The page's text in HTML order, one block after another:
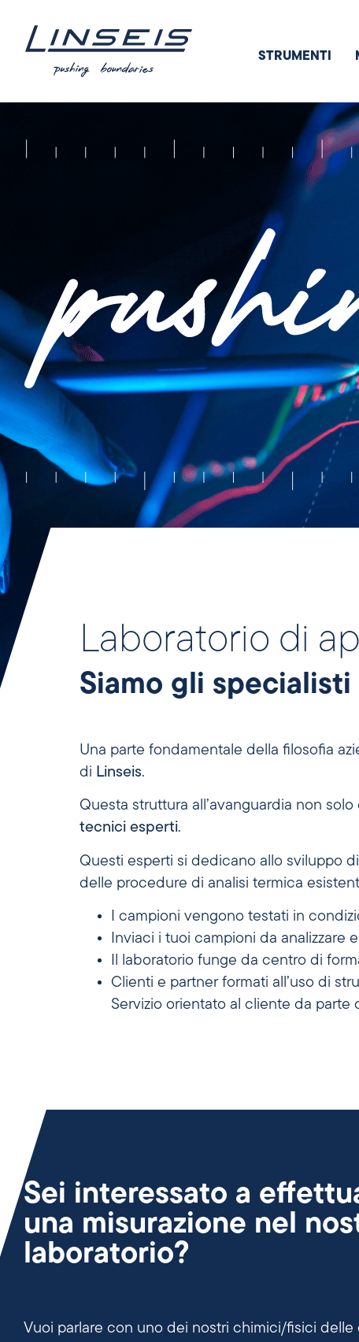
STRUMENTI
Laboratorio di
Siamo gli
Una parte fondamentale della filosofia
di Linseis.
Questa struttura all’avanguardia non
tecnici esperti.
Questi esperti si dedicano allo sviluppo
delle procedure di analisi termica
I campioni vengono testati in
Inviaci i tuoi campioni da analizzare
Il laboratorio funge da centro di
Clienti e partner formati all’uso di
Servizio orientato al cliente da parte
Sei interessato a
una misurazione nel
laboratorio?
Vuoi parlare con uno dei nostri chimici/fisici delle